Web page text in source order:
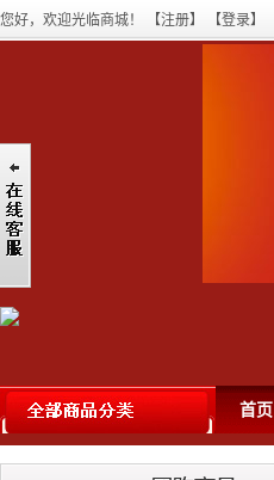
您好，欢迎光临商城！ 【注册】 【登录】
首页